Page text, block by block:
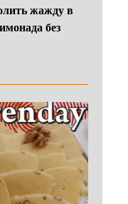
жажду в
без